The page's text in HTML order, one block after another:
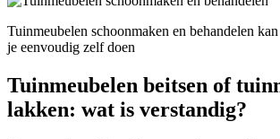
Tuinmeubelen schoonmaken en behandelen kan
je eenvoudig zelf doen
Tuinmeubelen beitsen of
lakken: wat is verstandig?